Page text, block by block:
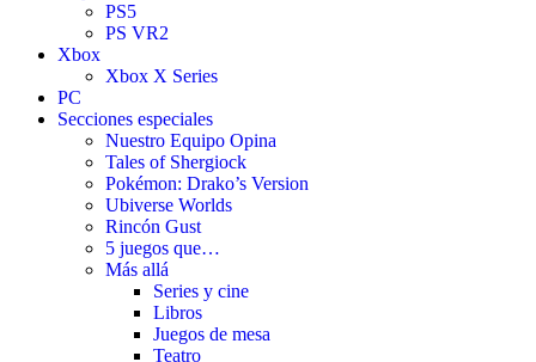
PS5
PS VR2
Xbox
Xbox X Series
PC
Secciones especiales
Nuestro Equipo Opina
Tales of Shergiock
Pokémon: Drako’s Version
Ubiverse Worlds
Rincón Gust
5 juegos que…
Más allá
Series y cine
Libros
Juegos de mesa
Teatro